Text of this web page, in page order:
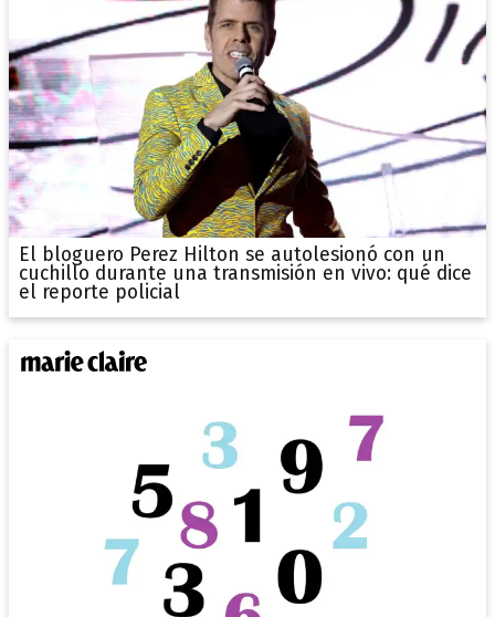
El bloguero Perez Hilton se autolesionó con un
cuchillo durante una transmisión en vivo: qué dice
el reporte policial